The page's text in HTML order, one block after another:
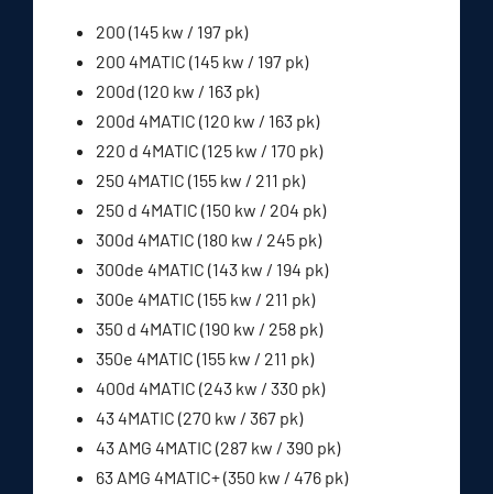
200 (145 kw / 197 pk)
200 4MATIC (145 kw / 197 pk)
200d (120 kw / 163 pk)
200d 4MATIC (120 kw / 163 pk)
220 d 4MATIC (125 kw / 170 pk)
250 4MATIC (155 kw / 211 pk)
250 d 4MATIC (150 kw / 204 pk)
300d 4MATIC (180 kw / 245 pk)
300de 4MATIC (143 kw / 194 pk)
300e 4MATIC (155 kw / 211 pk)
350 d 4MATIC (190 kw / 258 pk)
350e 4MATIC (155 kw / 211 pk)
400d 4MATIC (243 kw / 330 pk)
43 4MATIC (270 kw / 367 pk)
43 AMG 4MATIC (287 kw / 390 pk)
63 AMG 4MATIC+ (350 kw / 476 pk)